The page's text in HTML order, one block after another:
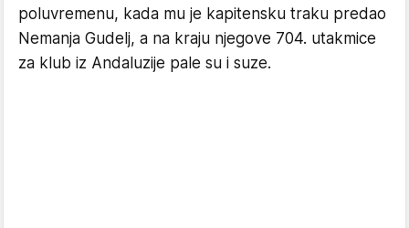
poluvremenu, kada mu je kapitensku traku predao
Nemanja Gudelj, a na kraju njegove 704. utakmice
za klub iz Andaluzije pale su i suze.